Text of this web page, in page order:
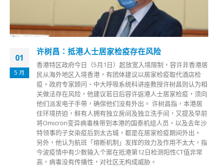
01
5 月
许树昌：抵港人士居家检疫存在风险
香港特区政府今日（5月1日）起放宽入境限制，容许非香港居
民从海外地区入境香港，有团体建议以居家检疫取代酒店检
疫。政府专家顾问、中大呼吸系统科讲座教授许树昌则认为相
关做法存在风险，他建议若日后容许返港人士居家检疫，须向
他们派发电子手带，确保他们没有外出。 许树昌指，本港居
住环境挤迫，鲜有人拥有独立房间及独立洗手间，又提及早前
将Omicron变异病毒株带到本港的国泰机组人员，以及去年沙
特领事的子女染疫后到太古城，都是在居家检疫期间外出。
另外，他认为航班「熔断机制」发挥的效力及作用不太大，指
今波疫情中有少数输入个案在抵港第12日检测阳性CT值非常
高，病毒没有传播性，对社区无构成威胁。